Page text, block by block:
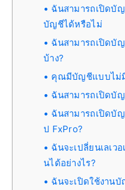
ฉันสามารถเปิดบั
บัญชีได้หรือไม่
ฉันสามารถเปิดบั
บ้าง?
คุณมีบัญชีแบบไม่
ฉันสามารถเปิดบั
ฉันสามารถเปิดบั
ป FxPro?
ฉันจะเปลี่ยนเลเว
นได้อย่างไร?
ฉันจะเปิดใช้งาน